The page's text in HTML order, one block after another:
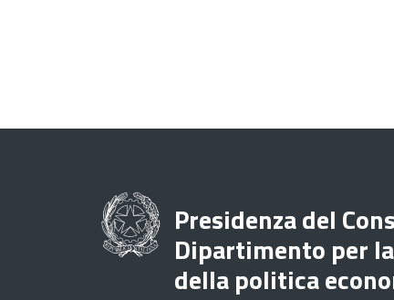
Presidenza del
Dipartimento per
della politica